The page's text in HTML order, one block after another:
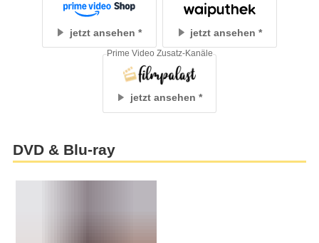
jetzt ansehen jetzt ansehen
jetzt ansehen
Prime Video Zusatz-Kanäle
DVD & Blu-ray